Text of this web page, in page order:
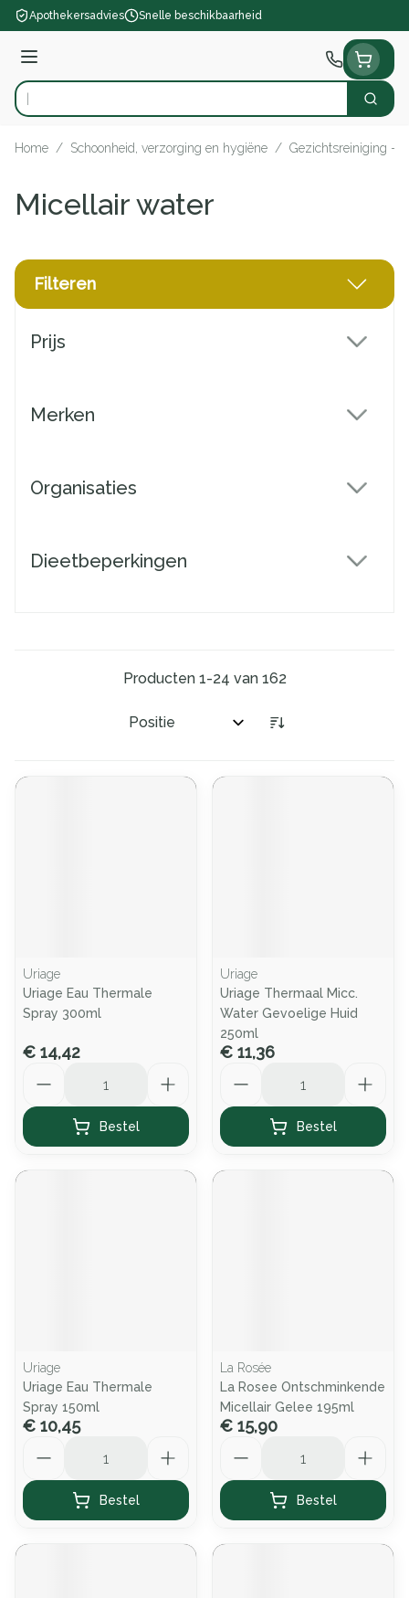
Ga naar de inhoud
Apothekersadvies Snelle beschikbaarheid
Menu
Product, merk, categorie... Zoek
Home / Schoonheid, verzorging en hygiëne / Gezichtsreiniging -
Micellair water
Filteren
Prijs
Merken
Organisaties
Dieetbeperkingen
Producten 1-24 van 162
Sorteer op:
Uriage
Uriage Eau Thermale
Spray 300ml
€ 14,42
Bestel
Uriage
Uriage Thermaal Micc.
Water Gevoelige Huid
250ml
€ 11,36
Bestel
Uriage
Uriage Eau Thermale
Spray 150ml
€ 10,45
Bestel
La Rosée
La Rosee Ontschminkende
Micellair Gelee 195ml
€ 15,90
Bestel